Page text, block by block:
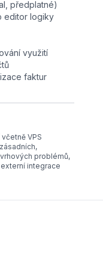
předplatné)
editor logiky
využití
faktur
VPS
problémů,
integrace